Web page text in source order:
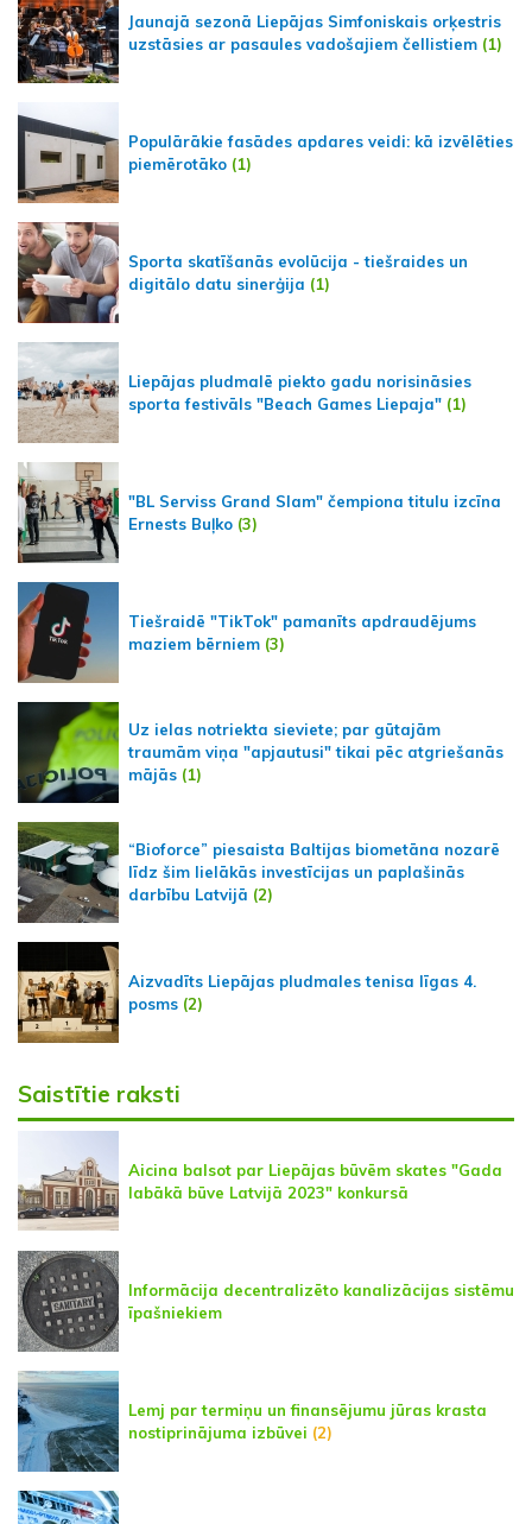
Jaunajā sezonā Liepājas Simfoniskais orķestris
uzstāsies ar pasaules vadošajiem čellistiem (1)
Populārākie fasādes apdares veidi: kā izvēlēties
piemērotāko (1)
Sporta skatīšanās evolūcija - tiešraides un
digitālo datu sinerģija (1)
Liepājas pludmalē piekto gadu norisināsies
sporta festivāls "Beach Games Liepaja" (1)
"BL Serviss Grand Slam" čempiona titulu izcīna
Ernests Buļko (3)
Tiešraidē "TikTok" pamanīts apdraudējums
maziem bērniem (3)
Uz ielas notriekta sieviete; par gūtajām
traumām viņa "apjautusi" tikai pēc atgriešanās
mājās (1)
“Bioforce” piesaista Baltijas biometāna nozarē
līdz šim lielākās investīcijas un paplašinās
darbību Latvijā (2)
Aizvadīts Liepājas pludmales tenisa līgas 4.
posms (2)
Saistītie raksti
Aicina balsot par Liepājas būvēm skates "Gada
labākā būve Latvijā 2023" konkursā
Informācija decentralizēto kanalizācijas sistēmu
īpašniekiem
Lemj par termiņu un finansējumu jūras krasta
nostiprinājuma izbūvei (2)